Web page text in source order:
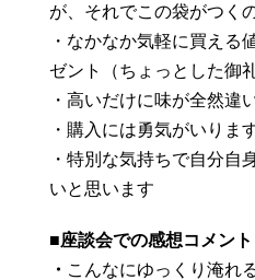
が、それでこの袋がつく
・なかなか気軽に買える
ゼント（ちょっとした御
・高いだけに味が全然違
・購入には勇気がいりま
・特別な気持ちで自分自
いと思います
■座談会での感想コメント
・ こんなにゆっくり淹れ